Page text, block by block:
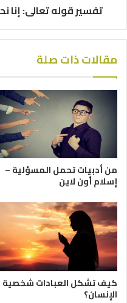
تفسير قوله تعالى: إنا
مقالات ذات صلة
من أدبيات تحمل المسؤلية –
إسلام أون لاين
كيف تشكل العبادات شخصية
الإنسان؟